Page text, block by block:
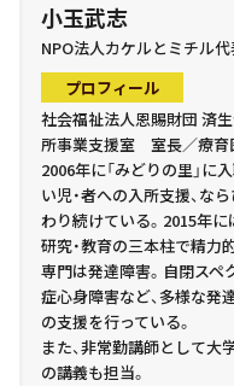
小玉武志
NPO法人カケルとミチル
プロフィール
社会福祉法人恩賜財団 済
所事業支援室 室長／療
2006年に「みどりの里」に
い児・者への入所支援、な
わり続けている。2015年に
研究・教育の三本柱で精力
専門は発達障害。自閉スペ
症心身障害など、多様な
の支援を行っている。
また、非常勤講師として大
の講義も担当。